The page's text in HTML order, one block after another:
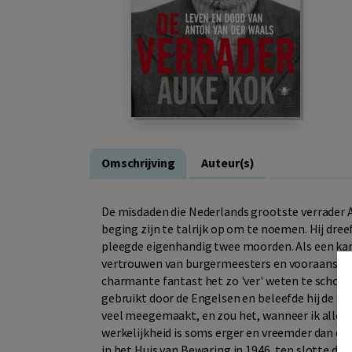
Omschrijving Auteur(s)
De misdaden die Nederlands grootste
beging zijn te talrijk op om te noemen. Hij
pleegde eigenhandig twee moorden. Als een
vertrouwen van burgermeesters en
charmante fantast het zo 'ver' weten te
gebruikt door de Engelsen en beleefde hij de
veel meegemaakt, en zou het, wanneer ik
werkelijkheid is soms erger en vreemder dan